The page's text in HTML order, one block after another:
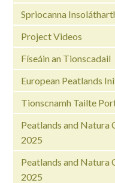
Spriocanna
Project Videos
Físeáin an Tionscadail
European Peatlands
Tionscnamh Tailte
Peatlands and Natura
2025
Peatlands and Natura
2025